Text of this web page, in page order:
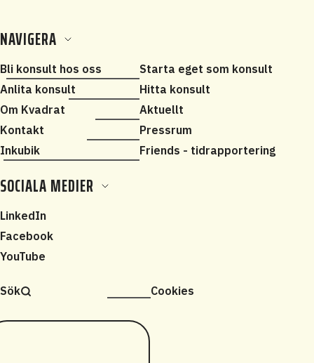
NAVIGERA
Bli konsult hos oss
Starta eget som konsult
Anlita konsult
Hitta konsult
Om Kvadrat
Aktuellt
Kontakt
Pressrum
Inkubik
Friends - tidrapportering
SOCIALA MEDIER
LinkedIn
Facebook
YouTube
Sök Cookies